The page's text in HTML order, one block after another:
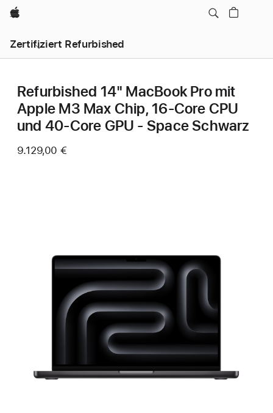
Apple
Zertifiziert Refurbished
Refurbished 14" MacBook Pro mit
Apple M3 Max Chip, 16‑Core CPU
und 40‑Core GPU - Space Schwarz
9.129,00 €